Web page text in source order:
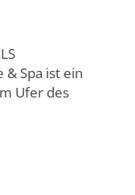
& Spa ist ein
Ufer des